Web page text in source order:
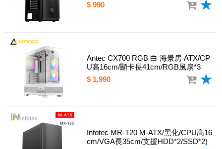
$ 990
Antec CX700 RGB 白 海景房 ATX/CP
U高16cm/顯卡長41cm/RGB風扇*3
$ 1,990
Infotec MR-T20 M-ATX/黑化/CPU高16
cm/VGA長35cm/支援HDD*2/SSD*2)